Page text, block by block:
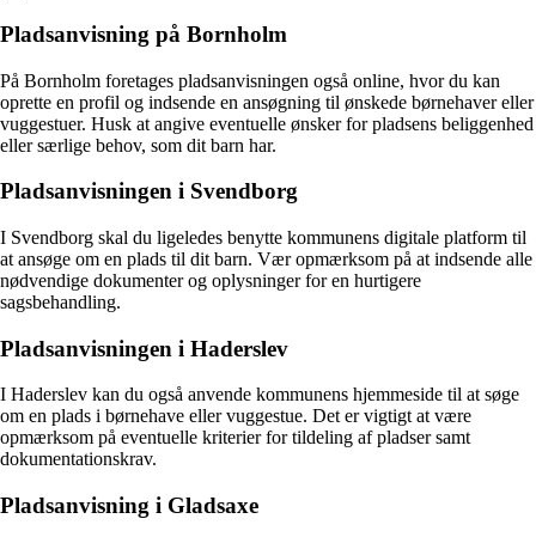
Pladsanvisning på Bornholm
På Bornholm foretages pladsanvisningen også online, hvor du kan
oprette en profil og indsende en ansøgning til ønskede børnehaver eller
vuggestuer. Husk at angive eventuelle ønsker for pladsens beliggenhed
eller særlige behov, som dit barn har.
Pladsanvisningen i Svendborg
I Svendborg skal du ligeledes benytte kommunens digitale platform til
at ansøge om en plads til dit barn. Vær opmærksom på at indsende alle
nødvendige dokumenter og oplysninger for en hurtigere
sagsbehandling.
Pladsanvisningen i Haderslev
I Haderslev kan du også anvende kommunens hjemmeside til at søge
om en plads i børnehave eller vuggestue. Det er vigtigt at være
opmærksom på eventuelle kriterier for tildeling af pladser samt
dokumentationskrav.
Pladsanvisning i Gladsaxe